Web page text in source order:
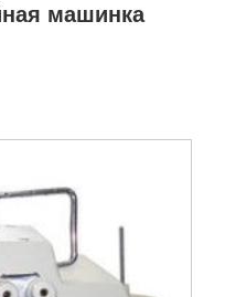
машинка